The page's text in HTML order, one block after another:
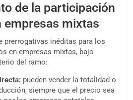
de la participación
empresas mixtas
prerrogativas inéditas para los
en empresas mixtas, bajo
del ramo:
pueden vender la totalidad o
siempre que el precio sea